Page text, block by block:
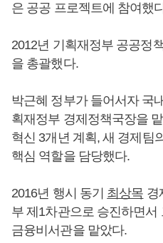
은 공공 프로젝트에 참여했
2012년 기획재정부 공공정
을 총괄했다.
박근혜 정부가 들어서자 국
획재정부 경제정책국장을
혁신 3개년 계획, 새 경제팀
핵심 역할을 담당했다.
2016년 행시 동기 최상목 경
부 제1차관으로 승진하면서
금융비서관을 맡았다.